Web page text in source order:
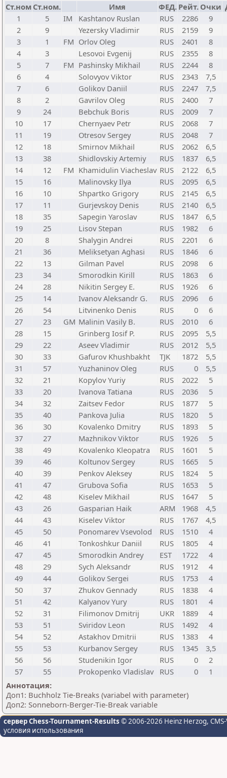
Ст.ном Ст.ном. Имя ФЕД. Рейт. Очки
1
5 IM Kashtanov Ruslan RUS 2286
9
2
9 Yezersky Vladimir RUS 2159
9
3
1 FM Orlov Oleg RUS 2401
8
4
3 Lesovoi Evgenij RUS 2355
8
5
7 FM Pashinsky Mikhail RUS 2244
8
6
4 Solovyov Viktor RUS 2343
7,5
7
6 Golikov Daniil RUS 2247
7,5
8
2 Gavrilov Oleg RUS 2400
7
9
24 Bebchuk Boris RUS 2009
7
10
17 Chernyaev Petr RUS 2068
7
11
19 Otresov Sergey RUS 2048
7
12
18 Smirnov Mikhail RUS 2062
6,5
13
38 Shidlovskiy Artemiy RUS 1837
6,5
14
12 FM Khamidulin Viacheslav RUS 2122
6,5
15
16 Malinovsky Ilya RUS 2095
6,5
16
10 Shpartko Grigory RUS 2145
6,5
17
11 Gurjevskoy Denis RUS 2140
6,5
18
35 Sapegin Yaroslav RUS 1847
6,5
19
25 Lisov Stepan RUS 1982
6
20
8 Shalygin Andrei RUS 2201
6
21
36 Meliksetyan Aghasi RUS 1846
6
22
13 Gilman Pavel RUS 2098
6
23
34 Smorodkin Kirill RUS 1863
6
24
28 Nikitin Sergey E. RUS 1926
6
25
14 Ivanov Aleksandr G. RUS 2096
6
26
54 Litvinenko Denis RUS 0
6
27
23 GM Malinin Vasily B. RUS 2010
6
28
15 Grinberg Iosif P. RUS 2095
5,5
29
22 Aseev Vladimir RUS 2012
5,5
30
33 Gafurov Khushbakht TJK 1872
5,5
31
57 Yuzhaninov Oleg RUS 0
5,5
32
21 Kopylov Yuriy RUS 2022
5
33
20 Ivanova Tatiana RUS 2036
5
34
32 Zaitsev Fedor RUS 1877
5
35
40 Pankova Julia RUS 1820
5
36
30 Kovalenko Dmitry RUS 1893
5
37
27 Mazhnikov Viktor RUS 1926
5
38
49 Kovalenko Kleopatra RUS 1601
5
39
46 Koltunov Sergey RUS 1665
5
40
39 Penkov Aleksey RUS 1824
5
41
47 Grubova Sofia RUS 1653
5
42
48 Kiselev Mikhail RUS 1647
5
43
26 Gasparian Haik ARM 1968
4,5
44
43 Kiselev Viktor RUS 1767
4,5
45
50 Ponomarev Vsevolod RUS 1510
4
46
41 Tonkoshkur Daniil RUS 1805
4
47
45 Smorodkin Andrey EST 1722
4
48
29 Sych Aleksandr RUS 1912
4
49
44 Golikov Sergei RUS 1753
4
50
37 Zhukov Gennady RUS 1838
4
51
42 Kalyanov Yury RUS 1801
4
52
31 Filimonov Dmitrij UKR 1889
4
53
51 Sviridov Leon RUS 1492
4
54
52 Astakhov Dmitrii RUS 1383
4
55
53 Kurbanov Sergey RUS 1345
3,5
56
56 Studenikin Igor RUS 0
2
57
55 Prokopenko Vladislav RUS 0
1
Аннотация:
Доп1: Buchholz Tie-Breaks (variabel with parameter)
Доп2: Sonneborn-Berger-Tie-Break variable
сервер Chess-Tournament-Results © 2006-2026 Heinz Herzog,
условия использования